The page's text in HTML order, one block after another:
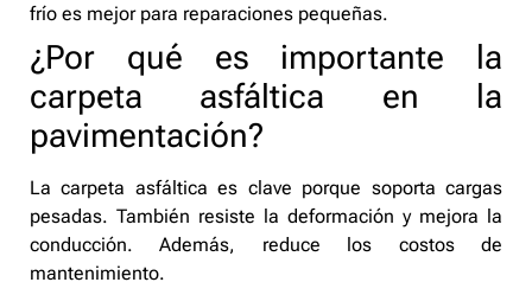
frío es mejor para reparaciones pequeñas.
¿Por qué es importante la
carpeta asfáltica en la
pavimentación?
La carpeta asfáltica es clave porque soporta cargas
pesadas. También resiste la deformación y mejora la
conducción. Además, reduce los costos de
mantenimiento.